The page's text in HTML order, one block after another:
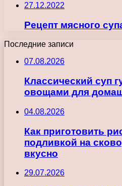
27.12.2022
Рецепт мясного
Последние записи
07.08.2026
Классический суп
овощами для
04.08.2026
Как приготовить
подливкой на
вкусно
29.07.2026